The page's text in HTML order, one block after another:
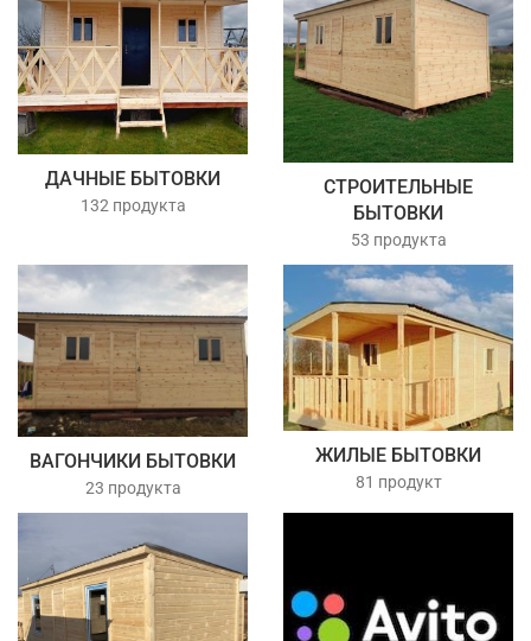
ДАЧНЫЕ БЫТОВКИ
132 продукта
СТРОИТЕЛЬНЫЕ
БЫТОВКИ
53 продукта
ВАГОНЧИКИ БЫТОВКИ
23 продукта
ЖИЛЫЕ БЫТОВКИ
81 продукт